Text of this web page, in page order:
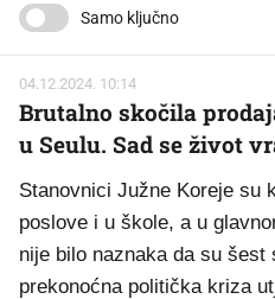
Samo ključno
04.12.2024. 10:14
Brutalno skočila
u Seulu. Sad se život
Stanovnici Južne Koreje su
poslove i u škole, a u
nije bilo naznaka da su šest
prekonoćna politička kriza